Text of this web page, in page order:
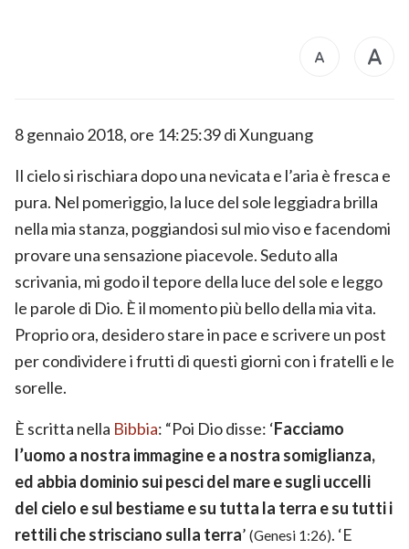
8 gennaio 2018, ore 14:25:39 di Xunguang
Il cielo si rischiara dopo una nevicata e l’aria è fresca e
pura. Nel pomeriggio, la luce del sole leggiadra brilla
nella mia stanza, poggiandosi sul mio viso e facendomi
provare una sensazione piacevole. Seduto alla
scrivania, mi godo il tepore della luce del sole e leggo
le parole di Dio. È il momento più bello della mia vita.
Proprio ora, desidero stare in pace e scrivere un post
per condividere i frutti di questi giorni con i fratelli e le
sorelle.
È scritta nella Bibbia: “Poi Dio disse: ‘Facciamo
l’uomo a nostra immagine e a nostra somiglianza,
ed abbia dominio sui pesci del mare e sugli uccelli
del cielo e sul bestiame e su tutta la terra e su tutti i
rettili che strisciano sulla terra’ (Genesi 1:26). ‘E